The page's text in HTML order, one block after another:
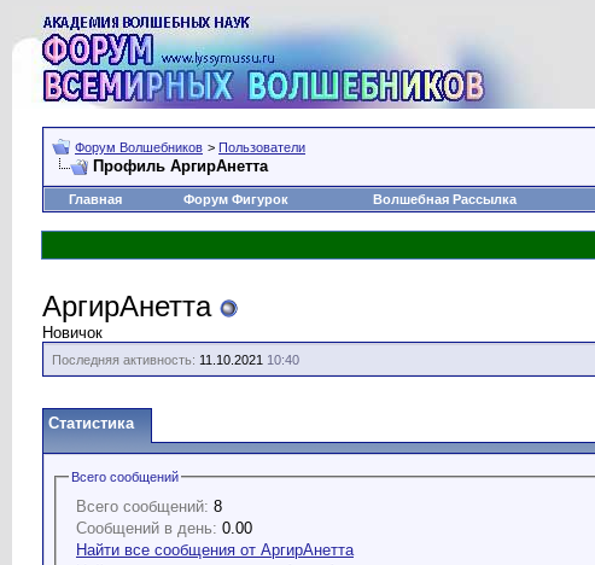
Форум Волшебников > Пользователи
Профиль АргирАнетта
Главная
Форум Фигурок Волшебная Рассылка
АргирАнетта
Новичок
Последняя активность: 11.10.2021 10:40
Статистика
Всего сообщений
Всего сообщений: 8
Сообщений в день: 0.00
Найти все сообщения от АргирАнетта